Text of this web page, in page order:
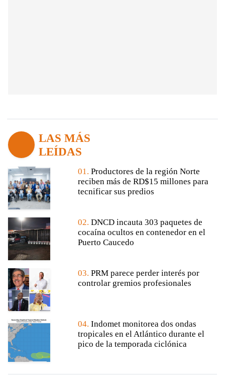
LAS MÁS
LEÍDAS
01. Productores de la región Norte
reciben más de RD$15 millones para
tecnificar sus predios
02. DNCD incauta 303 paquetes de
cocaína ocultos en contenedor en el
Puerto Caucedo
03. PRM parece perder interés por
controlar gremios profesionales
04. Indomet monitorea dos ondas
tropicales en el Atlántico durante el
pico de la temporada ciclónica